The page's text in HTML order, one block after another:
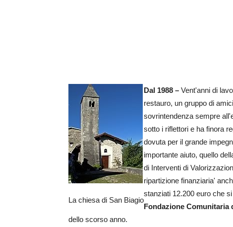
La chiesa di San Biagio
Dal 1988 – Vent'anni di
restauro, un gruppo di
sovrintendenza sempre
sotto i riflettori e ha finora
dovuta per il grande
importante aiuto, quello
di Interventi di
ripartizione finanziaria'
stanziati 12.200 euro che
Fondazione Comunitaria
dello scorso anno.